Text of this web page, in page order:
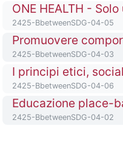
Titolo del corso
Codice identificativo del corso
2425-BbetweenSDG-04-05
Titolo del corso
Codice identificativo del corso
2425-BbetweenSDG-04-03
Titolo del corso
Codice identificativo del corso
2425-BbetweenSDG-04-06
Titolo del corso
Codice identificativo del corso
2425-BbetweenSDG-04-02